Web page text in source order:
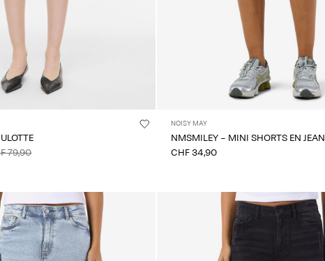
79,90
NOISY MAY
NMSMILEY - MINI SHORTS EN JEAN
CHF 34,90